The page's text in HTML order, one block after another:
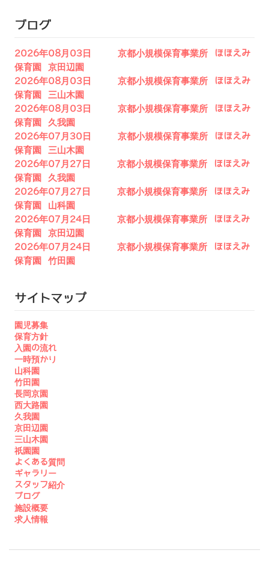
ブログ
2026年08月03日 京都小規模保育事業所 ほほえみ
保育園 京田辺園
2026年08月03日 京都小規模保育事業所 ほほえみ
保育園 三山木園
2026年08月03日 京都小規模保育事業所 ほほえみ
保育園 久我園
2026年07月30日 京都小規模保育事業所 ほほえみ
保育園 三山木園
2026年07月27日 京都小規模保育事業所 ほほえみ
保育園 久我園
2026年07月27日 京都小規模保育事業所 ほほえみ
保育園 山科園
2026年07月24日 京都小規模保育事業所 ほほえみ
保育園 京田辺園
2026年07月24日 京都小規模保育事業所 ほほえみ
保育園 竹田園
サイトマップ
園児募集
保育方針
入園の流れ
一時預かり
山科園
竹田園
長岡京園
西大路園
久我園
京田辺園
三山木園
祇園園
よくある質問
ギャラリー
スタッフ紹介
ブログ
施設概要
求人情報